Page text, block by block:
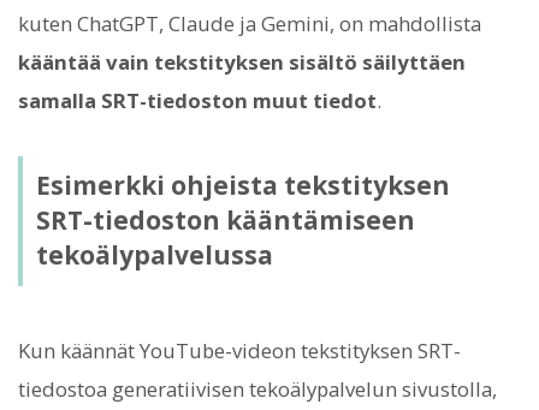
kuten ChatGPT, Claude ja Gemini, on mahdollista
kääntää vain tekstityksen sisältö säilyttäen
samalla SRT-tiedoston muut tiedot.
Esimerkki ohjeista tekstityksen
SRT-tiedoston kääntämiseen
tekoälypalvelussa
Kun käännät YouTube-videon tekstityksen SRT-
tiedostoa generatiivisen tekoälypalvelun sivustolla,